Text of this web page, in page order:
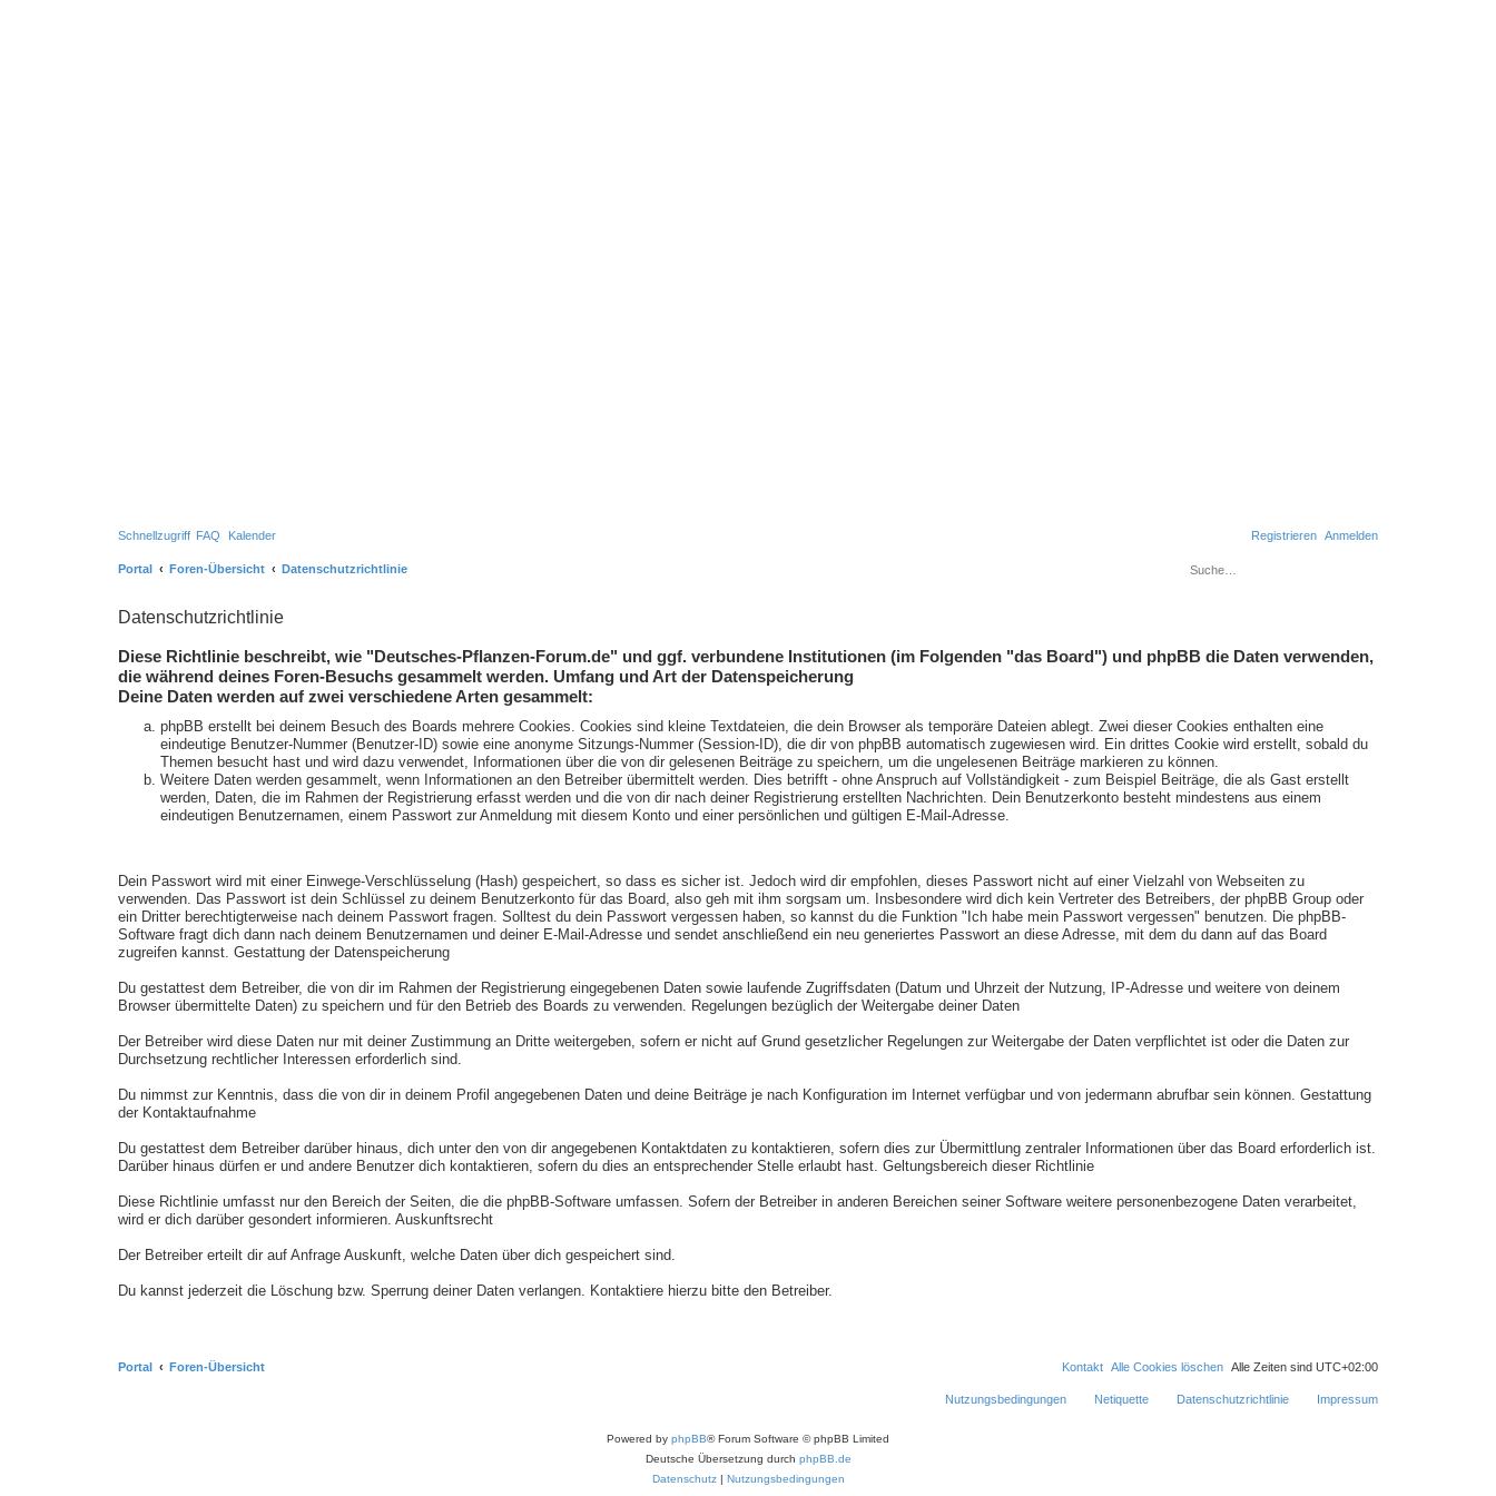
Schnellzugriff FAQ Kalender Anmelden
Registrieren
Portal Foren-Übersicht Datenschutzrichtlinie
Datenschutzrichtlinie
Diese Richtlinie beschreibt, wie "Deutsches-Pflanzen-Forum.de" und ggf. verbundene Institutionen (im Folgenden "das Board") und phpBB die Daten verwenden,
die während deines Foren-Besuchs gesammelt werden. Umfang und Art der Datenspeicherung
Deine Daten werden auf zwei verschiedene Arten gesammelt:
phpBB erstellt bei deinem Besuch des Boards mehrere Cookies. Cookies sind kleine Textdateien, die dein Browser als temporäre Dateien ablegt. Zwei dieser Cookies enthalten eine
eindeutige Benutzer-Nummer (Benutzer-ID) sowie eine anonyme Sitzungs-Nummer (Session-ID), die dir von phpBB automatisch zugewiesen wird. Ein drittes Cookie wird erstellt, sobald du
Themen besucht hast und wird dazu verwendet, Informationen über die von dir gelesenen Beiträge zu speichern, um die ungelesenen Beiträge markieren zu können.
Weitere Daten werden gesammelt, wenn Informationen an den Betreiber übermittelt werden. Dies betrifft - ohne Anspruch auf Vollständigkeit - zum Beispiel Beiträge, die als Gast erstellt
werden, Daten, die im Rahmen der Registrierung erfasst werden und die von dir nach deiner Registrierung erstellten Nachrichten. Dein Benutzerkonto besteht mindestens aus einem
eindeutigen Benutzernamen, einem Passwort zur Anmeldung mit diesem Konto und einer persönlichen und gültigen E-Mail-Adresse.
Dein Passwort wird mit einer Einwege-Verschlüsselung (Hash) gespeichert, so dass es sicher ist. Jedoch wird dir empfohlen, dieses Passwort nicht auf einer Vielzahl von Webseiten zu
verwenden. Das Passwort ist dein Schlüssel zu deinem Benutzerkonto für das Board, also geh mit ihm sorgsam um. Insbesondere wird dich kein Vertreter des Betreibers, der phpBB Group oder
ein Dritter berechtigterweise nach deinem Passwort fragen. Solltest du dein Passwort vergessen haben, so kannst du die Funktion "Ich habe mein Passwort vergessen" benutzen. Die phpBB-
Software fragt dich dann nach deinem Benutzernamen und deiner E-Mail-Adresse und sendet anschließend ein neu generiertes Passwort an diese Adresse, mit dem du dann auf das Board
zugreifen kannst. Gestattung der Datenspeicherung
Du gestattest dem Betreiber, die von dir im Rahmen der Registrierung eingegebenen Daten sowie laufende Zugriffsdaten (Datum und Uhrzeit der Nutzung, IP-Adresse und weitere von deinem
Browser übermittelte Daten) zu speichern und für den Betrieb des Boards zu verwenden. Regelungen bezüglich der Weitergabe deiner Daten
Der Betreiber wird diese Daten nur mit deiner Zustimmung an Dritte weitergeben, sofern er nicht auf Grund gesetzlicher Regelungen zur Weitergabe der Daten verpflichtet ist oder die Daten zur
Durchsetzung rechtlicher Interessen erforderlich sind.
Du nimmst zur Kenntnis, dass die von dir in deinem Profil angegebenen Daten und deine Beiträge je nach Konfiguration im Internet verfügbar und von jedermann abrufbar sein können. Gestattung
der Kontaktaufnahme
Du gestattest dem Betreiber darüber hinaus, dich unter den von dir angegebenen Kontaktdaten zu kontaktieren, sofern dies zur Übermittlung zentraler Informationen über das Board erforderlich ist.
Darüber hinaus dürfen er und andere Benutzer dich kontaktieren, sofern du dies an entsprechender Stelle erlaubt hast. Geltungsbereich dieser Richtlinie
Diese Richtlinie umfasst nur den Bereich der Seiten, die die phpBB-Software umfassen. Sofern der Betreiber in anderen Bereichen seiner Software weitere personenbezogene Daten verarbeitet,
wird er dich darüber gesondert informieren. Auskunftsrecht
Der Betreiber erteilt dir auf Anfrage Auskunft, welche Daten über dich gespeichert sind.
Du kannst jederzeit die Löschung bzw. Sperrung deiner Daten verlangen. Kontaktiere hierzu bitte den Betreiber.
Portal Foren-Übersicht Alle Zeiten sind UTC+02:00
Alle Cookies löschen
Kontakt
Impressum
Datenschutzrichtlinie
Netiquette
Nutzungsbedingungen
Powered by phpBB® Forum Software © phpBB Limited
Deutsche Übersetzung durch phpBB.de
Datenschutz| Nutzungsbedingungen